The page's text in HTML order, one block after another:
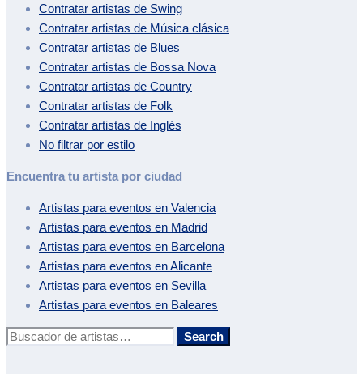
Contratar artistas de Swing
Contratar artistas de Música clásica
Contratar artistas de Blues
Contratar artistas de Bossa Nova
Contratar artistas de Country
Contratar artistas de Folk
Contratar artistas de Inglés
No filtrar por estilo
Encuentra tu artista por ciudad
Artistas para eventos en Valencia
Artistas para eventos en Madrid
Artistas para eventos en Barcelona
Artistas para eventos enAlicante
Artistas para eventos en Sevilla
Artistas para eventos en Baleares
Buscar: Search